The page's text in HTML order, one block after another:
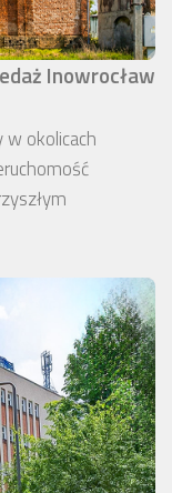
Inowrocław
w okolicach